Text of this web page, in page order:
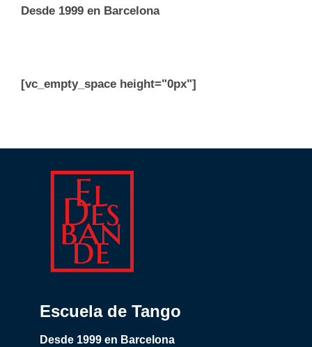
Desde 1999 en Barcelona
[vc_empty_space height="0px"]
Escuela de Tango
Desde 1999 en Barcelona